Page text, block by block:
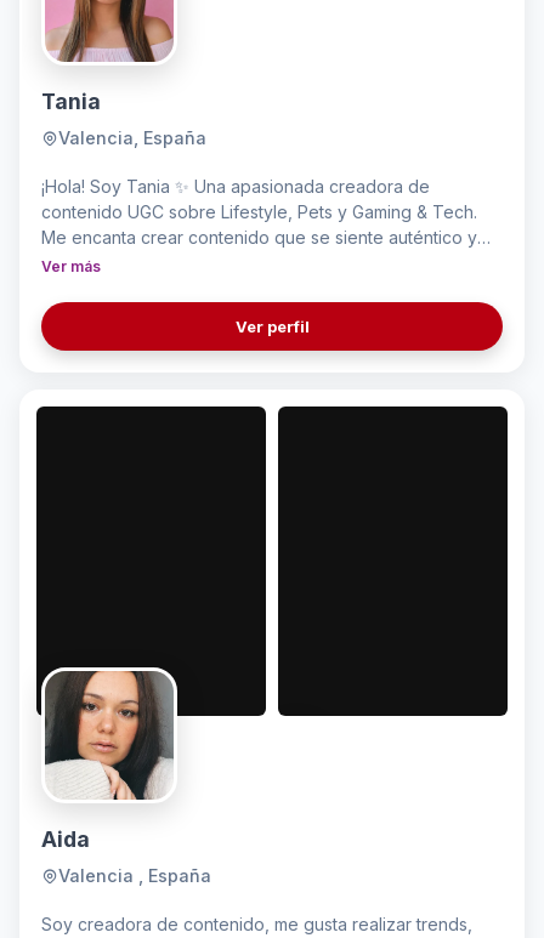
Tania
Valencia, España
¡Hola! Soy Tania ✨ Una apasionada creadora de
contenido UGC sobre Lifestyle, Pets y Gaming & Tech.
Me encanta crear contenido que se siente auténtico y
cercano, que no parece publicidad sino una amiga que
trabajar para marcas como Fairy, Acer, L'Oreal, Pantene,
Royal Canin, Rowenta, que han reconocido mi
Ver más
Ver perfil
Aida
Valencia , España
Soy creadora de contenido, me gusta realizar trends,